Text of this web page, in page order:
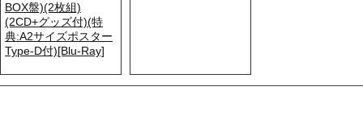
BOX盤)(2枚組)
(2CD+グッズ付)(特
典:A2サイズポスター
Type-D付)[Blu-Ray]